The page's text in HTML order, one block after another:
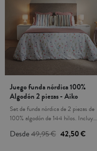
Juego funda nórdica 100%
Algodón 2 piezas - Aiko
Set de funda nórdica de 2 piezas de
100% algodón de 144 hilos. Incluye:
(2 fundas en las medidas de cama de
Desde49,95 € 42,50 €